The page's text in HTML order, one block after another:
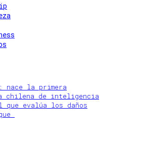
nace la primera
chilena de inteligencia
evalúa los daños